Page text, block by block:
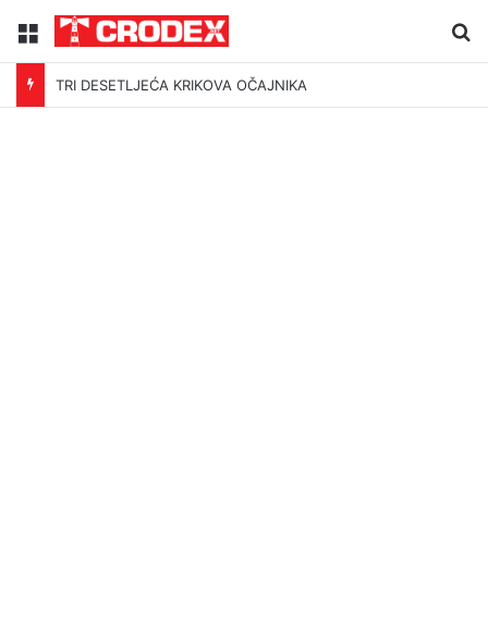
Menu
TRI DESETLJEĆA KRIKOVA OČAJNIKA